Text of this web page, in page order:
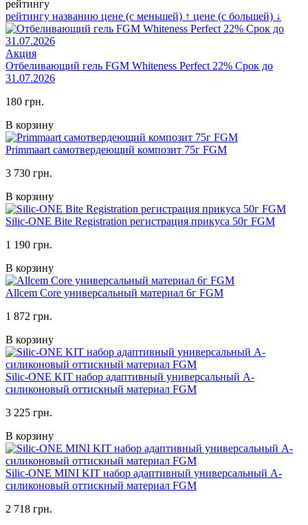
рейтингу
рейтингу названию цене (с меньшей) ↑ цене (с большей) ↓
Акция
Отбеливающий гель FGM Whiteness Perfect 22% Срок до
31.07.2026
180 грн.
В корзину
Primmaart самотвердеющий композит 75г FGM
3 730 грн.
В корзину
Silic-ONE Bite Registration регистрация прикуса 50г FGM
1 190 грн.
В корзину
Allcem Core универсальный материал 6г FGM
1 872 грн.
В корзину
Silic-ONE KIT набор адаптивный универсальный А-
силиконовый оттискный материал FGM
3 225 грн.
В корзину
Silic-ONE MINI KIT набор адаптивный универсальный А-
силиконовый оттискный материал FGM
2 718 грн.